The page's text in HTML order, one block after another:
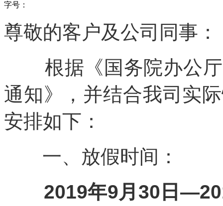
字号：
尊敬的客户及公司同事：
根据《国务院办公
通知》，并结合我司实
安排如下：
一、放假时间：
2019年9月 30 日